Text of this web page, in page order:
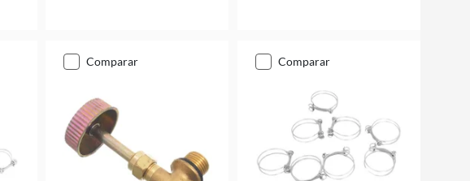
comparar comparar